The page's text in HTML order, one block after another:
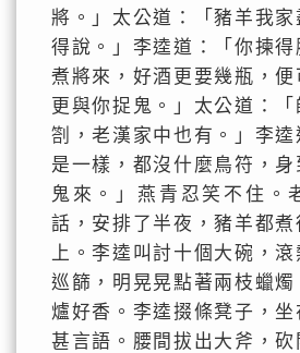
將。」太公道：「豬羊我
得說。」李逵道：「你揀得
煮將來，好酒更要幾瓶，
更與你捉鬼。」太公道：
劄，老漢家中也有。」李逵
是一樣，都沒什麼鳥符，
鬼來。」燕青忍笑不住。
話，安排了半夜，豬羊都
上。李逵叫討十個大碗，
巡篩，明晃晃點著兩枝蠟
爐好香。李逵掇條凳子，
甚言語。腰間拔出大斧，